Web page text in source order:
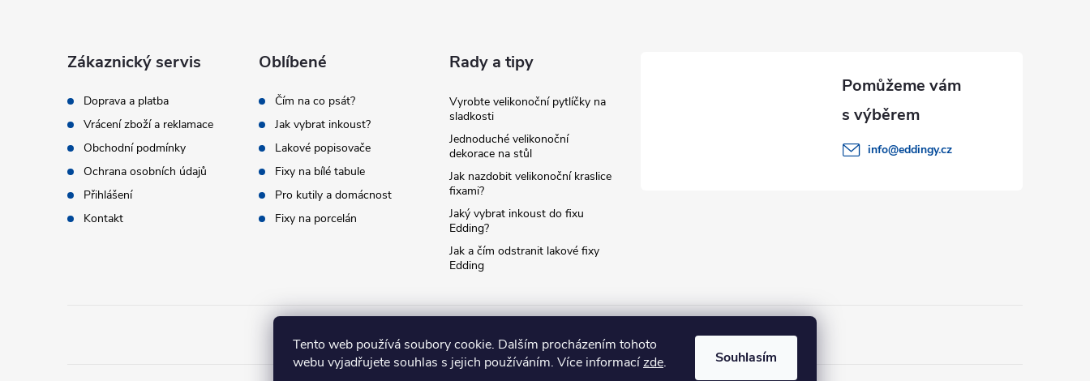
Tento web používá soubory cookie. Dalším procházením tohoto
webu vyjadřujete souhlas s jejich používáním. Více informacízde. Souhlasím
Zákaznický servis
Doprava a platba
Vrácení zboží a reklamace
Obchodní podmínky
Ochrana osobních údajů
Přihlášení
Kontakt
Oblíbené
Čím na co psát?
Jak vybrat inkoust?
Lakové popisovače
Fixy na bílé tabule
Pro kutily a domácnost
Fixy na porcelán
Rady a tipy
Vyrobte velikonoční pytlíčky na
sladkosti
Jednoduché velikonoční
dekorace na stůl
Jak nazdobit velikonoční kraslice
fixami?
Jaký vybrat inkoust do fixu
Edding?
Jak a čím odstranit lakové fixy
Edding
info@eddingy.cz